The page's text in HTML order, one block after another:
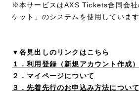
※本サービスはAXS Tickets合同会社
ケット」のシステムを使用しています
▼各見出しのリンクはこちら
１．利用登録（新規アカウント作成）
２．マイページについて
３．先着先行のお申込み方法について